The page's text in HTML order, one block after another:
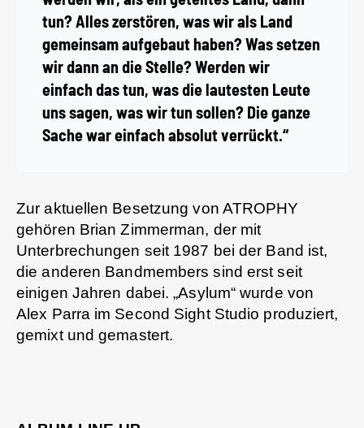
tun? Alles zerstören, was wir als Land
gemeinsam aufgebaut haben? Was setzen
wir dann an die Stelle? Werden wir
einfach das tun, was die lautesten Leute
uns sagen, was wir tun sollen? Die ganze
Sache war einfach absolut verrückt.“
Zur aktuellen Besetzung von ATROPHY
gehören Brian Zimmerman, der mit
Unterbrechungen seit 1987 bei der Band ist,
die anderen Bandmembers sind erst seit
einigen Jahren dabei. „Asylum“ wurde von
Alex Parra im Second Sight Studio produziert,
gemixt und gemastert.